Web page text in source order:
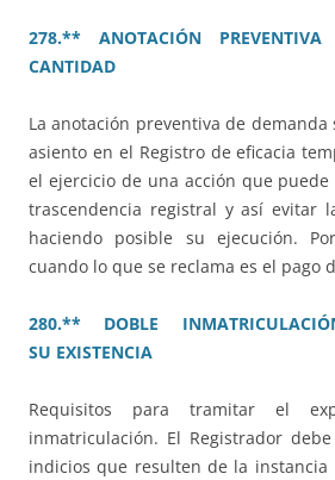
278.** ANOTACIÓN
CANTIDAD
La anotación preventiva de demanda
asiento en el Registro de eficacia
el ejercicio de una acción que
trascendencia registral y así evitar
haciendo posible su ejecución.
cuando lo que se reclama es el pago
280.** DOBLE
SU EXISTENCIA
Requisitos para tramitar el
inmatriculación. El Registrador
indicios que resulten de la